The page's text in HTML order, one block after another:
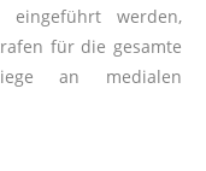
eingeführt werden,
für die gesamte
an medialen